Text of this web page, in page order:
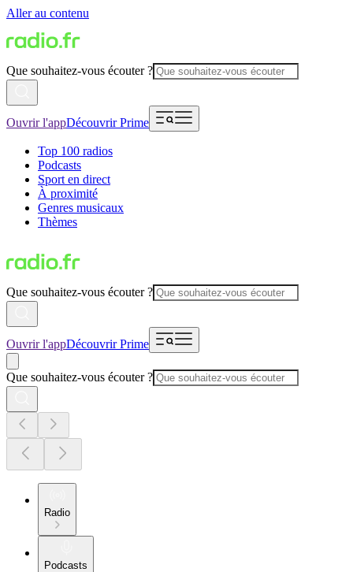
Aller au contenu
Que souhaitez-vous écouter ?
Ouvrir l'appDécouvrir Prime
Top 100 radios
Podcasts
Sport en direct
À proximité
Genres musicaux
Thèmes
Que souhaitez-vous écouter ?
Ouvrir l'appDécouvrir Prime
Que souhaitez-vous écouter ?
Radio
Podcasts